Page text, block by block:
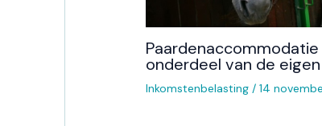
Paardenaccommodatie
onderdeel van de
Inkomstenbelasting / 14